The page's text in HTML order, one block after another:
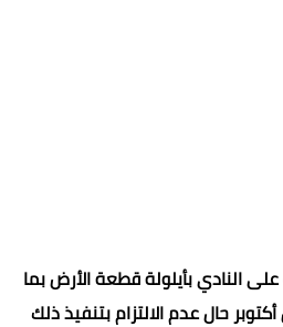
النادي بأيلولة قطعة الأرض بما
حال عدم الالتزام بتنفيذ ذلك